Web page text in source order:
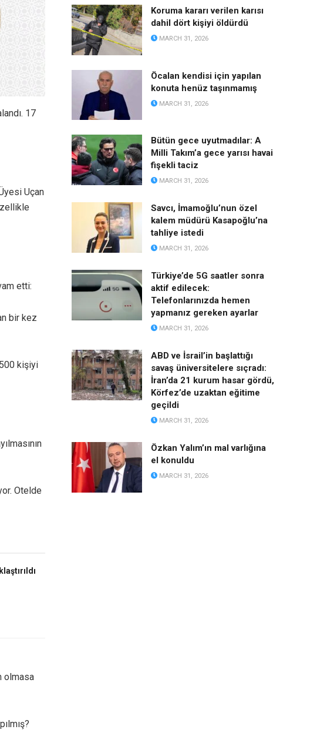
17
Uçan
etti:
bir kez
kişiyi
Otelde
olmasa
Koruma kararı verilen karısı
dahil dört kişiyi öldürdü
MARCH 31, 2026
Öcalan kendisi için yapılan
konuta henüz taşınmamış
MARCH 31, 2026
Bütün gece uyutmadılar: A
Milli Takım’a gece yarısı havai
fişekli taciz
MARCH 31, 2026
Savcı, İmamoğlu’nun özel
kalem müdürü Kasapoğlu’na
tahliye istedi
MARCH 31, 2026
Türkiye’de 5G saatler sonra
aktif edilecek:
Telefonlarınızda hemen
yapmanız gereken ayarlar
MARCH 31, 2026
ABD ve İsrail’in başlattığı
savaş üniversitelere sıçradı:
İran’da 21 kurum hasar gördü,
Körfez’de uzaktan eğitime
geçildi
MARCH 31, 2026
Özkan Yalım’ın mal varlığına
el konuldu
MARCH 31, 2026